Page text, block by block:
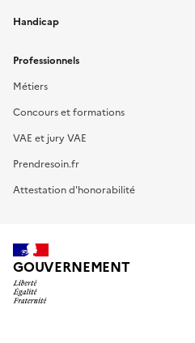
Handicap
Professionnels
Métiers
Concours et formations
VAE et jury VAE
Prendresoin.fr
Attestation d'honorabilité
GOUVERNEMENT